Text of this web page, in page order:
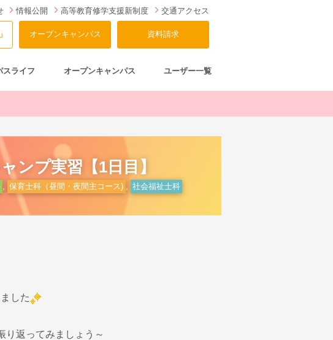
情報公開 高等教育修学支援新制度 交通アクセス
オープンキャンパス 資料請求
スライフ オープンキャンパス ユーザー一覧
ンプ実習【1日目】
保育士科（昼間・夜間主コース) 社会福祉士科
した
り返ってみましょう～